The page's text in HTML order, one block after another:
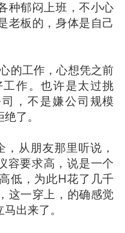
种郁闷上班，不小心
老板的，身体是自己
的工作，心想凭之前
作。也许是太过挑
，不是嫌公司规模
了。
从朋友那里听说，
容要求高，说是一个
低，为此H花了几千
这一穿上，的确感觉
出来了。